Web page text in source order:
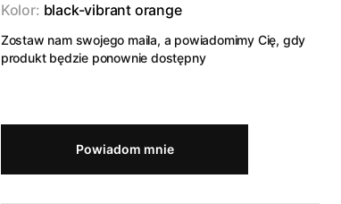
Kolor: black-vibrant orange
Zostaw nam swojego maila, a powiadomimy Cię, gdy
produkt będzie ponownie dostępny
Powiadom mnie